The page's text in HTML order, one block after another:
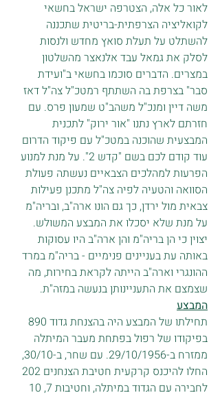
לאור כל אלה, הצטרפה ישראל בחשאי
לקואליציה הצרפתית-בריטית שתכננה
להשתלט על תעלת סואץ מחדש ולנסות
לסלק את גמאל עבד אלנאצר מהשלטון
במצרים. הדברים סוכמו בחשאי ב"ועידת
סבר" בצרפת בה השתתף רמטכ"ל צה"ל דאז
משה דיין ומנכ"ל משהב"ט שמעון פרס. עם
חזרתם לארץ נתנו "אור ירוק" לתכנית
המבצעית שהוכנה במטכ"ל עם פיקוד הדרום
עוד קודם לכם בשם "קדש 2". על מנת למנוע
הפרעות למהלכים הצבאיים נעשתה פעולת
הסוואה והטעיה לפיה צה"ל מתכנן פעילות
צבאית מול ירדן, כך גם הונו ארה"ב, ובריה"מ
על מנת שלא יסכלו את המבצע המשולש.
יצוין כי הן בריה"מ והן ארה"ב היו עסוקות
באותה עת בעניינים פנימיים - בריה"מ במרד
ההונגרי וארה"ב הייתה לקראת בחירות, מה
שצמצם את התעניינותן בנעשה במזה"ת.
המבצע
בפיקודו של רפול בפתחת מעבר המיתלה
ממזרח ב-29/10/1956. עם שחר, ב-30/10,